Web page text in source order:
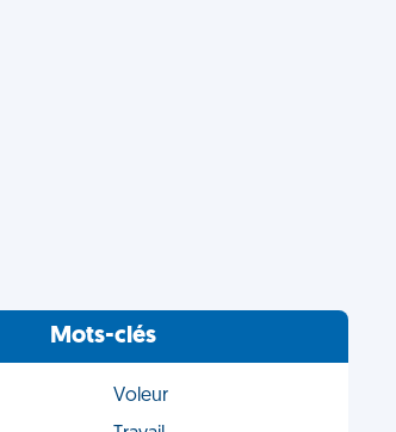
Mots-clés
Voleur